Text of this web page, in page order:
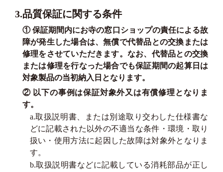
3.品質保証に関する条件
① 保証期間内にお寺の窓口ショップの責任による故
障が発生した場合は、無償で代替品との交換または
修理をさせていただきます。なお、代替品との交換
または修理を行なった場合でも保証期間の起算日は
対象製品の当初納入日となります。
② 以下の事例は保証対象外又は有償修理となりま
す。
a.取扱説明書、または別途取り交わした仕様書な
どに記載された以外の不適当な条件・環境・取り
扱い・使用方法に起因した故障は対象外となりま
す。
b.取扱説明書などに記載している消耗部品が正し